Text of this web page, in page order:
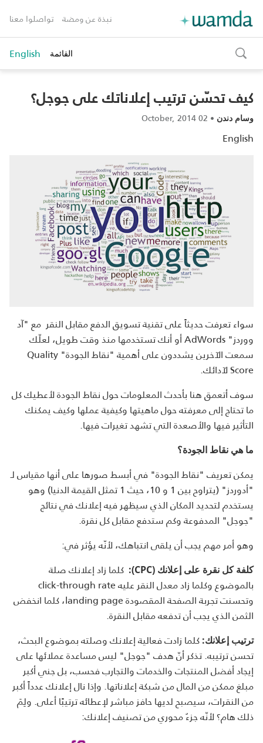
نبذة عن ومضة تواصلوا معنا
toggle
search
القائمة English
كيف تحسّن ترتيب إعلاناتك على جوجل؟
وسام دندن •
02 October, 2014
English
سواء تعرفت حديثاً على تقنية تسويق الدفع مقابل النقر مع "آد
ووردز" AdWords أو أنك تستخدمها منذ وقت طويل، لعلّك
سمعت الآخرين يشددون على أهمية "نقاط الجودة" Quality
Score لآدائك.
سوف أتعمق هنا بأحدث المعلومات حول نقاط الجودة لأعطيك كل
ما تحتاج إلى معرفته حول ماهيتها وكيفية عملها وكيف يمكنك
التأثير فيها والأصعدة التي تشهد تغيرات فيها.
ما هي نقاط الجودة؟
يمكن تعريف "نقاط الجودة" في أبسط صورها على أنها مقياس لـ
"أدوردز" (يتراوح بين 1 و 10، حيث 1 تمثل القيمة الدنيا) وهو
يستخدم لتحديد المكان الذي سيظهر فيه إعلانك في نتائج
"جوجل" المدفوعة وكم ستدفع مقابل كل نقرة.
وهو أمر مهم يجب أن يلقى انتباهك، لأنّه يؤثر في:
كلفة كل نقرة على إعلانك (CPC
): كلما زاد إعلانك صلة
بالموضوع وكلما زاد معدل النقر عليه click-through rate
وتحسنت تجربة الصفحة المقصودة landing page، كلما انخفض
الثمن الذي يجب أن تدفعه مقابل النقرة.
ترتيب إعلانك: كلما زادت فعالية إعلانك وصلته بموضوع البحث،
تحسن ترتيبه. تذكر أنّ هدف "جوجل" ليس مساعدة عملائها على
إيجاد أفضل المنتجات والخدمات والتجارب فحسب، بل جني أكبر
مبلغ ممكن من المال من شبكة إعلاناتها. وإذا نال إعلانك عدداً أكبر
من النقرات، سيصبح لديها حافز مباشر لإعطائه ترتيبًا أعلى. ولِمَ
ذلك هام؟ لأنّه جزءٌ محوري من تصنيف إعلانك: